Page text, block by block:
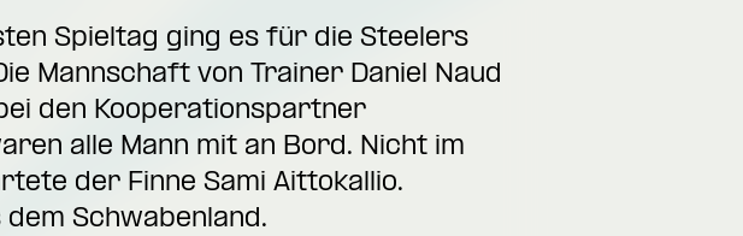
Spieltag ging es für die Steelers
Mannschaft von Trainer Daniel Naud
den Kooperationspartner
alle Mann mit an Bord. Nicht im
der Finne Sami Aittokallio.
Schwabenland.